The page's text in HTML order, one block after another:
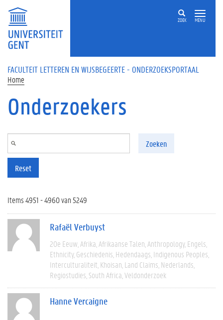
Overslaan en naar de inhoud gaan
ZOEK MENU
FACULTEIT LETTEREN EN WIJSBEGEERTE - ONDERZOEKSPORTAAL
Home
Onderzoekers
Zoeken
Reset
Items 4951 - 4960 van 5249
Rafaël Verbuyst
20e Eeuw Afrika Afrikaanse Talen Anthropology Engels
Ethnicity Geschiedenis Hedendaags Indigenous Peoples
Interculturaliteit Khoisan Land Claims Nederlands
Regiostudies South Africa Veldonderzoek
Hanne Vercaigne